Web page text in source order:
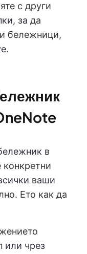
с други
за да
бележници,
в
конкретни
ваши
Ето как да
или чрез